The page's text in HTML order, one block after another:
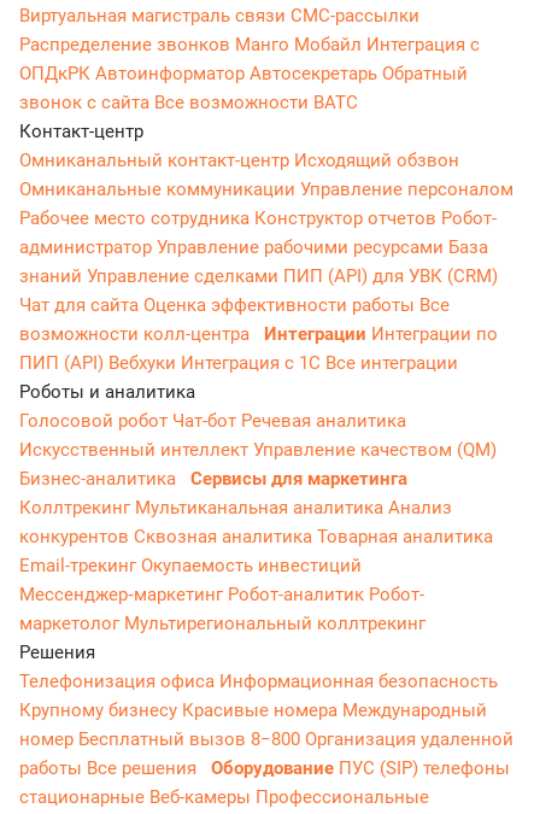
Виртуальная магистраль связи СМС-рассылки
Распределение звонков Манго Мобайл Интеграция с
ОПДкРК Автоинформатор Автосекретарь Обратный
звонок с сайта Все возможности ВАТС
Контакт-центр
Омниканальный контакт-центр Исходящий обзвон
Омниканальные коммуникации Управление персоналом
Рабочее место сотрудника Конструктор отчетов Робот-
администратор Управление рабочими ресурсами База
знаний Управление сделками ПИП (API) для УВК (CRM)
Чат для сайта Оценка эффективности работы Все
возможности колл-центра
Интеграции Интеграции по
ПИП (API) Вебхуки Интеграция с 1С Все интеграции
Роботы и аналитика
Голосовой робот Чат-бот Речевая аналитика
Искусственный интеллект Управление качеством (QM)
Бизнес-аналитика
Сервисы для маркетинга
Коллтрекинг Мультиканальная аналитика Анализ
конкурентов Сквозная аналитика Товарная аналитика
Email-трекингОкупаемость инвестиций
Мессенджер‑маркетинг Робот-аналитик Робот-
маркетолог Мультирегиональный коллтрекинг
Решения
Телефонизация офиса Информационная безопасность
Крупному бизнесу Красивые номера Международный
номер Бесплатный вызов 8−800 Организация удаленной
работы Все решения Оборудование ПУС (SIP) телефоны
стационарные Веб-камеры Профессиональные